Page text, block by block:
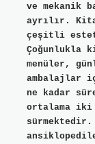
ve mekanik
ayrılır.
çeşitli
Çoğunlukla
menüler,
ambalajlar
ne kadar
ortalama